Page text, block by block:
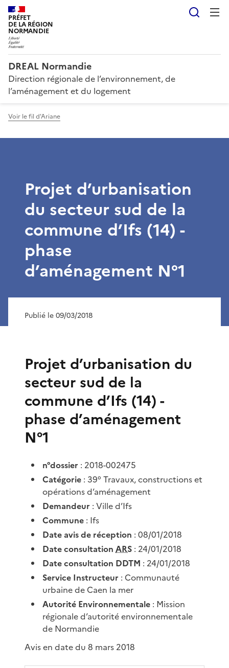
PRÉFET
DE LA RÉGION
NORMANDIE
DREAL Normandie
Direction régionale de l’environnement, de
l’aménagement et du logement
Voir le fil d'Ariane
Projet d’urbanisation
du secteur sud de la
commune d’Ifs (14) -
phase
d’aménagement N°1
Publié le 09/03/2018
Projet d’urbanisation du
secteur sud de la
commune d’Ifs (14) -
phase d’aménagement
N°1
n°dossier : 2018-002475
Catégorie : 39° Travaux, constructions et
opérations d’aménagement
Demandeur : Ville d’Ifs
Commune : Ifs
Date avis de réception : 08/01/2018
Date consultationARS : 24/01/2018
Date consultation DDTM : 24/01/2018
Service Instructeur : Communauté
urbaine de Caen la mer
Autorité Environnementale : Mission
régionale d’autorité environnementale
de Normandie
Avis en date du 8 mars 2018